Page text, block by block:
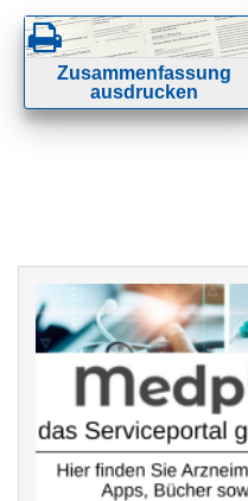
Zusammenfassung
ausdrucken